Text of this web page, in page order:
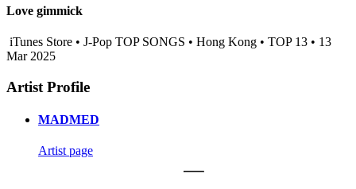
Love gimmick
iTunes Store • J-Pop TOP SONGS • Hong Kong • TOP 13 • 13
Mar 2025
Artist Profile
MADMED
Artist page